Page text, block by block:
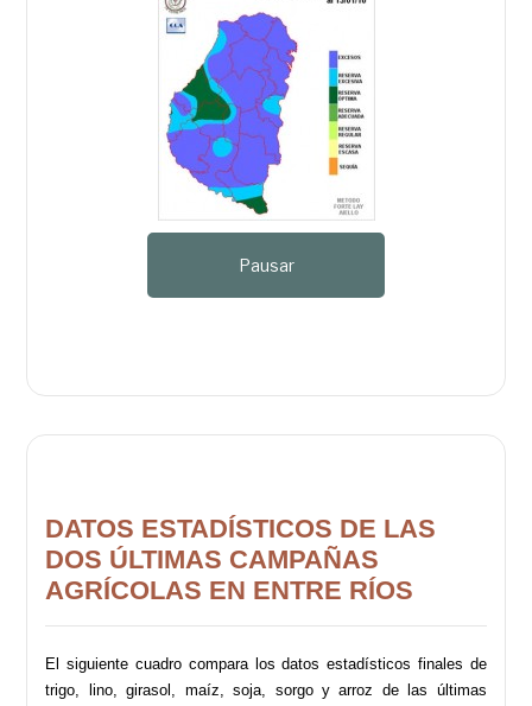
Pausar
DATOS ESTADÍSTICOS DE LAS
DOS ÚLTIMAS CAMPAÑAS
AGRÍCOLAS EN ENTRE RÍOS
El siguiente cuadro compara los datos estadísticos finales de
trigo, lino, girasol, maíz, soja, sorgo y arroz de las últimas